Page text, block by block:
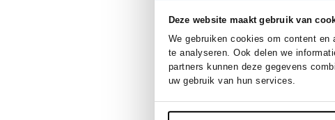
Deze website maakt gebruik van
We gebruiken cookies om content
te analyseren. Ook delen we
partners kunnen deze gegevens
uw gebruik van hun services.